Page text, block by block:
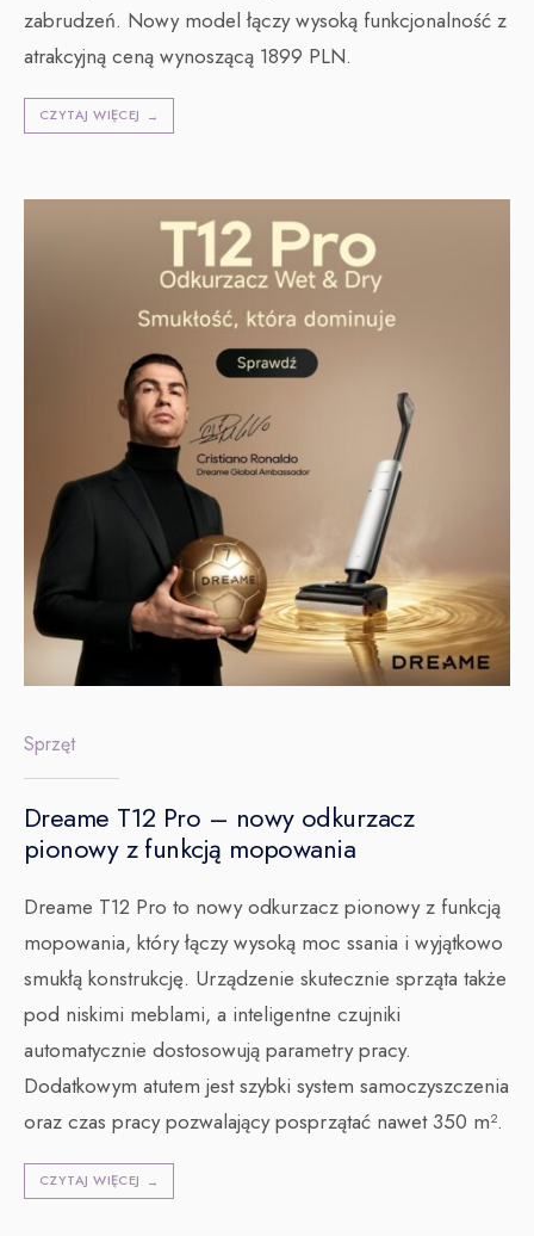
zabrudzeń. Nowy model łączy wysoką funkcjonalność z
atrakcyjną ceną wynoszącą 1899 PLN.
CZYTAJ WIĘCEJ →
Sprzęt
Dreame T12 Pro – nowy odkurzacz
pionowy z funkcją mopowania
Dreame T12 Pro to nowy odkurzacz pionowy z funkcją
mopowania, który łączy wysoką moc ssania i wyjątkowo
smukłą konstrukcję. Urządzenie skutecznie sprząta także
pod niskimi meblami, a inteligentne czujniki
automatycznie dostosowują parametry pracy.
Dodatkowym atutem jest szybki system samoczyszczenia
oraz czas pracy pozwalający posprzątać nawet 350 m².
CZYTAJ WIĘCEJ →